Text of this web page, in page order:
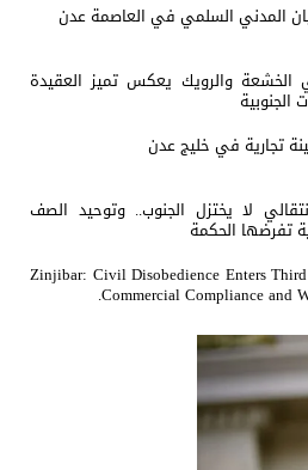
المدني السلمي في العاصمة عدن
الخشعة والرويك يعكس تميز العقيدة
الجنوبية
تجارية في خليج عدن
لا يختزل الجنوب.. وتوحيد الصف
تفرضها الحكمة
Zinjibar: Civil Disobedience Enters
Commercial Compliance and